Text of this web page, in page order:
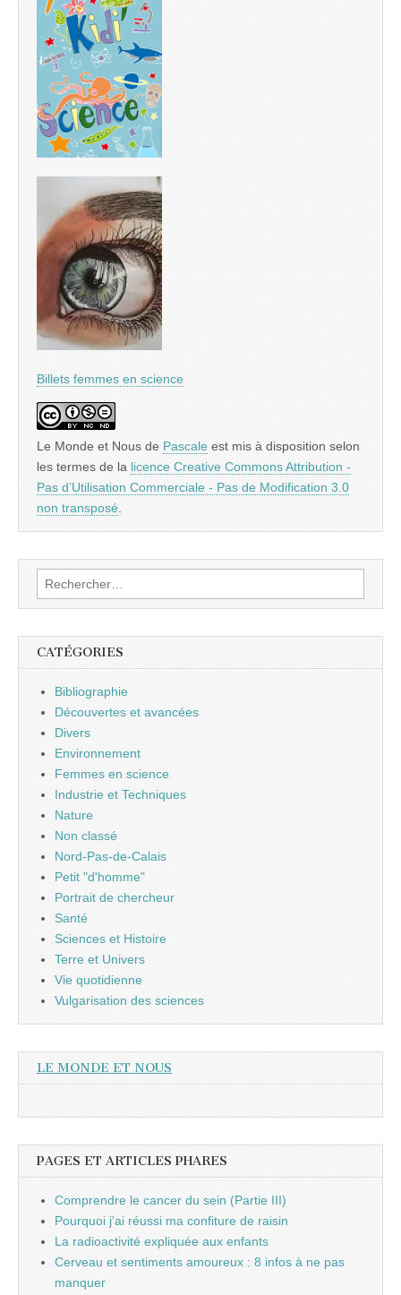
Billets femmes en science
Le Monde et Nous de Pascale est mis à disposition selon
les termes de la licence Creative Commons Attribution -
Pas d’Utilisation Commerciale - Pas de Modification 3.0
non transposé
Rechercher :
CATÉGORIES
Bibliographie
Découvertes et avancées
Divers
Environnement
Femmes en science
Industrie et Techniques
Nature
Non classé
Nord-Pas-de-Calais
Petit "d'homme"
Portrait de chercheur
Santé
Sciences et Histoire
Terre et Univers
Vie quotidienne
Vulgarisation des sciences
LE MONDE ET NOUS
PAGES ET ARTICLES PHARES
Comprendre le cancer du sein (Partie III)
Pourquoi j'ai réussi ma confiture de raisin
La radioactivité expliquée aux enfants
Cerveau et sentiments amoureux : 8 infos à ne pas
manquer